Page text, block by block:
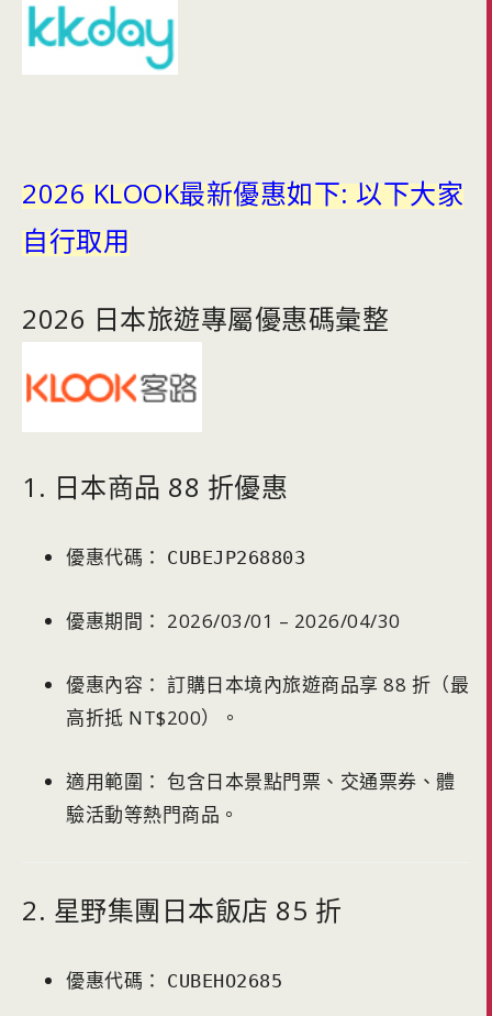
2026 KLOOK最新優惠如下: 以下大家
自行取用
2026 日本旅遊專屬優惠碼彙整
1. 日本商品 88 折優惠
優惠代碼： CUBEJP268803
優惠期間： 2026/03/01 – 2026/04/30
優惠內容： 訂購日本境內旅遊商品享 88 折（最
高折抵 NT$200）。
適用範圍： 包含日本景點門票、交通票券、體
驗活動等熱門商品。
2. 星野集團日本飯店 85 折
優惠代碼： CUBEHO2685